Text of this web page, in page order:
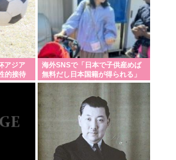
薬院駅の駅構内で不審な音声が流れ
に流したか 福岡
相互RSS
アジア
的接待
道
海外SNSで「日本で子供産めば
無料だし日本国籍が得られる」
というデマが大流行してい
た…:・